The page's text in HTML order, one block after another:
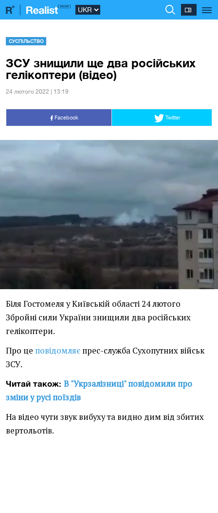
СУСПІЛЬСТВО
ЗСУ знищили ще два російських
гелікоптери (відео)
24 лютого 2022 | 13:19
Facebook Twitter
Біля Гостомеля у Київській області 24 лютого
Збройні сили України знищили два російських
гелікоптери.
Про це повідомляє прес-служба Сухопутних військ
ЗСУ.
Читай також: В "Укрзалізниці" повідомили про
зміни у русі поїздів
На відео чути звук вибуху та видно дим від збитих
вертольотів.